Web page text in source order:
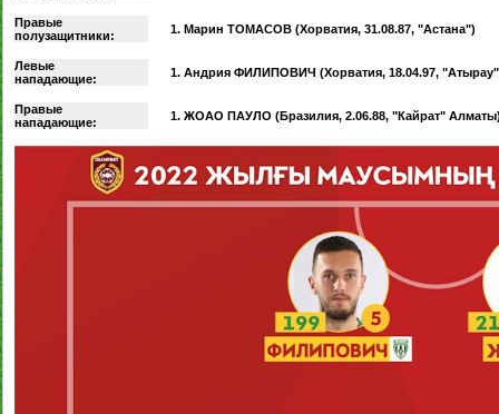
Правые
полузащитники:
1. Марин ТОМАСОВ (Хорватия, 31.08.87, "Астана")
Левые
нападающие:
1. Андрия ФИЛИПОВИЧ (Хорватия, 18.04.97,
Правые
нападающие:
1. ЖОАО ПАУЛО (Бразилия, 2.06.88, "Кайрат"